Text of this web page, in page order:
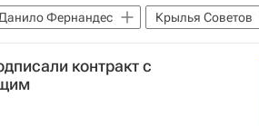
Данило Фернандес
Крылья Советов
контракт с